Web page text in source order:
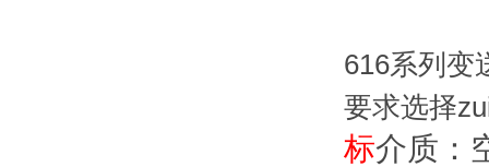
616系列变
要求选择
标介质：